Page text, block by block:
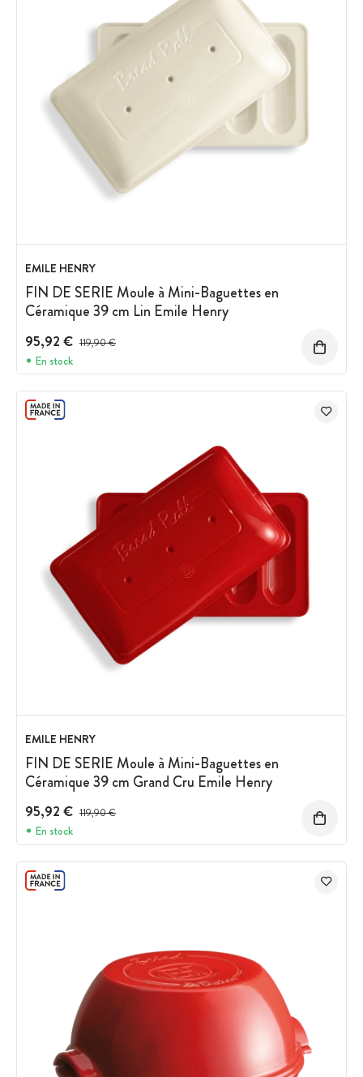
EMILE HENRY
FIN DE SERIE Moule à Mini-Baguettes en
Céramique 39 cm Lin Emile Henry
95,92 € Prix avant réduction :
119,90 €
En stock
EMILE HENRY
FIN DE SERIE Moule à Mini-Baguettes en
Céramique 39 cm Grand Cru Emile Henry
95,92 € Prix avant réduction :
119,90 €
En stock